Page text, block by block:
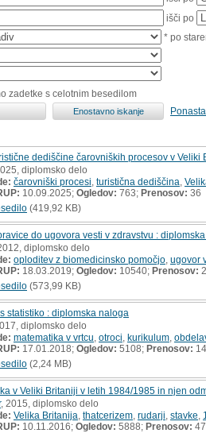
išči po
* po
zadetke s celotnim besedilom
dediščine čarovniških procesov v Veliki
diplomsko delo
čarovniški procesi turistična dediščina
10.09.2025; Ogledov: 763; Prenosov: 36
(419,92 KB)
do ugovora vesti v zdravstvu :
2012, diplomsko delo
oploditev z biomedicinsko pomočjo ugovor
18.03.2019; Ogledov: 10540; Prenosov:
(573,99 KB)
statistiko : diplomska naloga
diplomsko delo
matematika v vrtcu otroci kurikulum
17.01.2018; Ogledov: 5108; Prenosov:
(2,24 MB)
v Veliki Britaniji v letih 1984/1985 in njen
, 2015, diplomsko delo
Velika Britanija thatcerizem rudarji stavke
10.11.2016; Ogledov: 5888; Prenosov: 47